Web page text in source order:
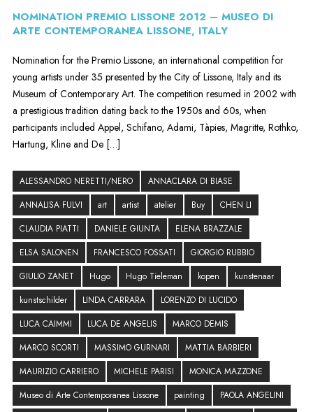
NOMINATION PREMIO LISSONE 2012 – MUSEO DI
ARTE CONTEMPORANEA LISSONE, ITALY
Nomination for the Premio Lissone; an international competition for
young artists under 35 presented by the City of Lissone, Italy and its
Museum of Contemporary Art. The competition resumed in 2002 with
a prestigious tradition dating back to the 1950s and 60s, when
participants included Appel, Schifano, Adami, Tàpies, Magritte, Rothko,
Hartung, Kline and De […]
ALESSANDRO NERETTI/NERO
ANNACLARA DI BIASE
ANNALISA FULVI
art artist atelier Buy
CHEN LI
CLAUDIA PIATTI
DANIELE GIUNTA
ELENA BRAZZALE
ELSA SALONEN
FRANCESCO FOSSATI
GIORGIO RUBBIO
GIULIO ZANET
Hugo Hugo Tieleman kopen
kunstenaar
kunstschilder
LINDA CARRARA
LORENZO DI LUCIDO
LUCA CAIMMI
LUCA DE ANGELIS
MARCO DEMIS
MARCO SCORTI
MASSIMO GURNARI
MATTIA BARBIERI
MAURIZIO CARRIERO
MICHELE PARISI
MONICA MAZZONE
Museo di Arte Contemporanea Lissone
painting
PAOLA ANGELINI